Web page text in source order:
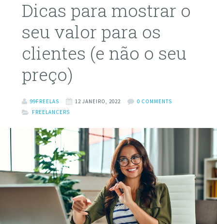
Dicas para mostrar o
seu valor para os
clientes (e não o seu
preço)
99FREELAS 12 JANEIRO, 2022
0 COMMENTS
FREELANCERS